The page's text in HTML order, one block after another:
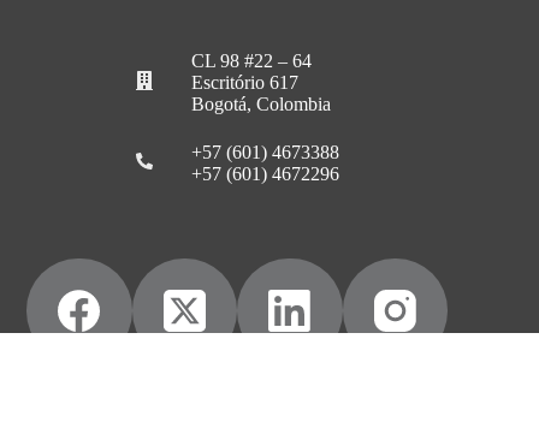
CL 98 #22 – 64
Escritório 617
Bogotá, Colombia
+57 (601) 4673388
+57 (601) 4672296